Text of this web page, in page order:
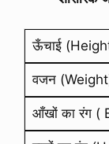
ऊँचाई
वजन
आँखों का रंग (